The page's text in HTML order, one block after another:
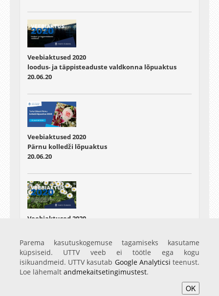
Veebiaktused 2020
loodus- ja täppisteaduste valdkonna lõpuaktus
20.06.20
Veebiaktused 2020
Pärnu kolledži lõpuaktus
20.06.20
Veebiaktused 2020
75.lennu lõpuaktus
20.06.20
Parema kasutuskogemuse tagamiseks kasutame
küpsiseid. UTTV veeb ei töötle ega kogu
isikuandmeid. UTTV kasutab Google Analyticsi teenust.
Loe lähemalt andmekaitsetingimustest.
OK